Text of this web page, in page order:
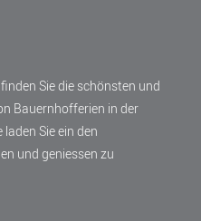
Sie die schönsten und
Bauernhofferien in der
Sie ein den
und geniessen zu